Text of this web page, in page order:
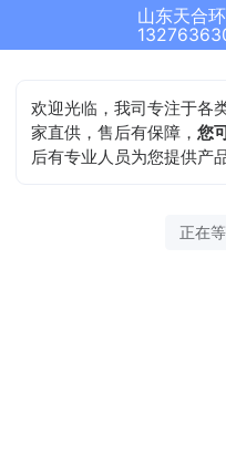
欢迎光临，我司专注于各
家直供，售后有保障，您
后有专业人员为您提供产
正在